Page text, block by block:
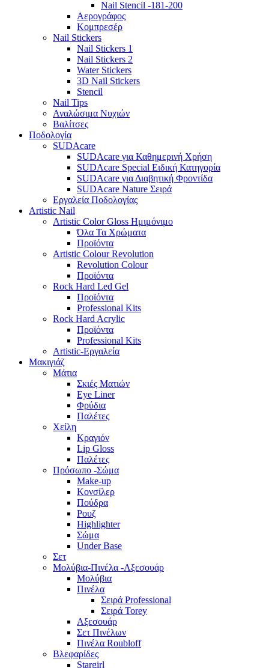
Nail Stencil -181-200
Αερογράφoς
Κομπρεσέρ
Nail Stickers
Nail Stickers 1
Nail Stickers 2
Water Stickers
3D Nail Stickers
Stencil
Nail Tips
Αναλώσιμα Νυχιών
Βαλίτσες
Ποδολογία
SUDAcare
SUDAcare για Καθημερινή Χρήση
SUDAcare Special Ειδική Κατηγορία
SUDAcare για Διαβητική Φροντίδα
SUDAcare Nature Σειρά
Εργαλεία Ποδολογίας
Artistic Nail
Artistic Color Gloss Ημιμόνιμο
Όλα Τα Χρώματα
Προϊόντα
Artistic Colour Revolution
Revolution Colour
Προϊόντα
Rock Hard Led Gel
Προϊόντα
Professional Kits
Rock Hard Acrylic
Προϊόντα
Professional Kits
Artistic-Εργαλεία
Μακιγιάζ
Μάτια
Σκιές Ματιών
Eye Liner
Φρύδια
Παλέτες
Χείλη
Κραγιόν
Lip Gloss
Παλέτες
Πρόσωπο -Σώμα
Make-up
Κονσίλερ
Πούδρα
Ρουζ
Highlighter
Σώμα
Under Base
Σετ
Μολύβια-Πινέλα -Αξεσουάρ
Μολύβια
Πινέλα
Σειρά Professional
Σειρά Torey
Αξεσουάρ
Σετ Πινέλων
Πινέλα Roubloff
Βλεφαρίδες
Stargirl